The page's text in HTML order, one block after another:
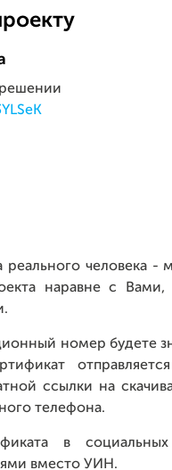
реального человека -
наравне с
номер будете
ссылки на
телефона.
в
вместо УИН.